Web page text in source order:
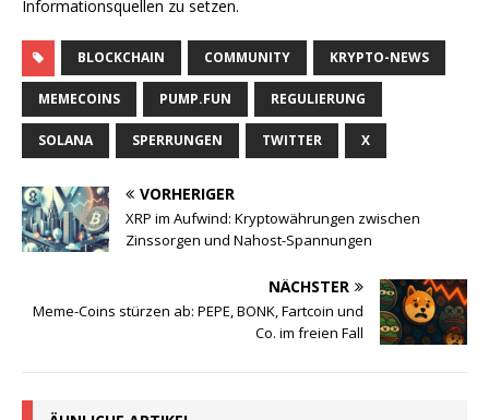
Informationsquellen zu setzen.
BLOCKCHAIN COMMUNITY KRYPTO-NEWS
MEMECOINS PUMP.FUN REGULIERUNG
SOLANA SPERRUNGEN TWITTER X
VORHERIGER
XRP im Aufwind: Kryptowährungen zwischen
Zinssorgen und Nahost-Spannungen
NÄCHSTER
Meme-Coins stürzen ab: PEPE, BONK, Fartcoin und
Co. im freien Fall